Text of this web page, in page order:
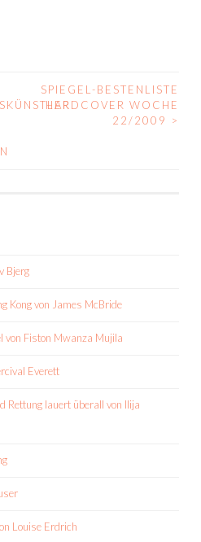
SPIEGEL-BESTENLISTE
HARDCOVER WOCHE
22/2009
>
Bjerg
Kong von James McBride
von Fiston Mwanza Mujila
Everett
Rettung lauert überall von Ilija
Louise Erdrich